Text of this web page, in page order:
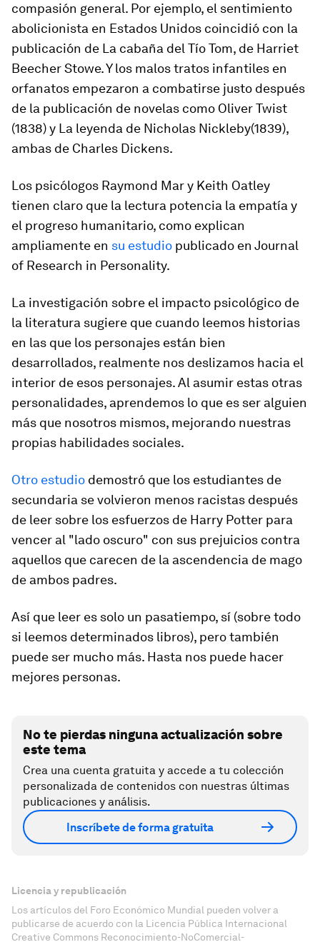
compasión general. Por ejemplo, el sentimiento
abolicionista en Estados Unidos coincidió con la
publicación de La cabaña del Tío Tom, de Harriet
Beecher Stowe. Y los malos tratos infantiles en
orfanatos empezaron a combatirse justo después
de la publicación de novelas como Oliver Twist
(1838) y La leyenda de Nicholas Nickleby(1839),
ambas de Charles Dickens.
Los psicólogos Raymond Mar y Keith Oatley
tienen claro que la lectura potencia la empatía y
el progreso humanitario, como explican
ampliamente en su estudio publicado en Journal
of Research in Personality.
La investigación sobre el impacto psicológico de
la literatura sugiere que cuando leemos historias
en las que los personajes están bien
desarrollados, realmente nos deslizamos hacia el
interior de esos personajes. Al asumir estas otras
personalidades, aprendemos lo que es ser alguien
más que nosotros mismos, mejorando nuestras
propias habilidades sociales.
Otro estudio demostró que los estudiantes de
secundaria se volvieron menos racistas después
de leer sobre los esfuerzos de Harry Potter para
vencer al "lado oscuro" con sus prejuicios contra
aquellos que carecen de la ascendencia de mago
de ambos padres.
Así que leer es solo un pasatiempo, sí (sobre todo
si leemos determinados libros), pero también
puede ser mucho más. Hasta nos puede hacer
mejores personas.
No te pierdas ninguna actualización sobre
este tema
Crea una cuenta gratuita y accede a tu colección
personalizada de contenidos con nuestras últimas
publicaciones y análisis.
Inscríbete de forma gratuita
Licencia y republicación
Los artículos del Foro Económico Mundial pueden volver a
publicarse de acuerdo con la Licencia Pública Internacional
Creative Commons Reconocimiento-NoComercial-